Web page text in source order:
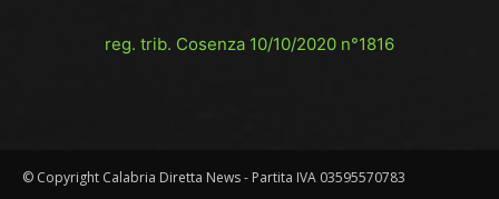
reg. trib. Cosenza 10/10/2020 n°1816
© Copyright Calabria Diretta News - Partita IVA 03595570783